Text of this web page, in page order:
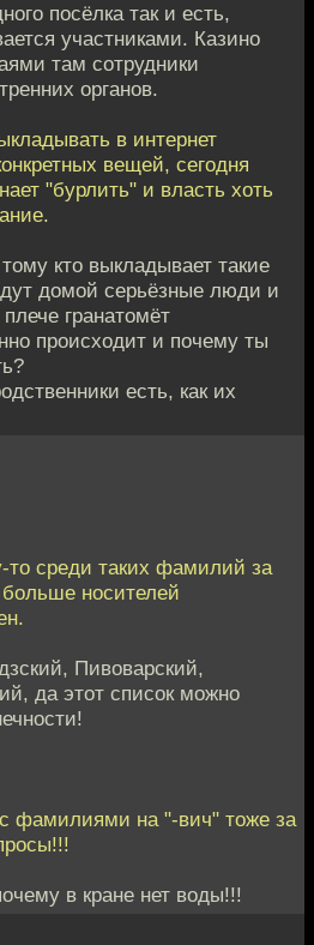
посёлка так и есть,
участниками. Казино
там сотрудники
органов.
в интернет
вещей, сегодня
"бурлить" и власть хоть
кто выкладывает такие
домой серьёзные люди и
гранатомёт
происходит и почему ты
есть, как их
то среди таких фамилий за
носителей
Пивоварский,
да этот список можно
фамилиями на "-вич" тоже за
в кране нет воды!!!